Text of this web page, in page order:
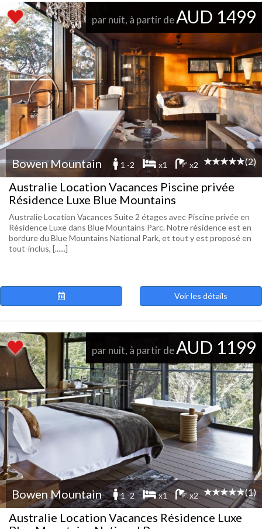
par nuit, à partir deAUD 1499
Bowen Mountain 1 -2 x1 x2 (2)
Australie Location Vacances Piscine privée
Résidence Luxe Blue Mountains
Australie Location Vacances Suite 2 étages avec Piscine privée en
Résidence Luxe dans Blue Mountains Parc. Notre résidence est en
bordure du Blue Mountains National Park, et tout y est proposé en
tout-inclus, [......]
Voir les détails
par nuit, à partir deAUD 1199
Bowen Mountain 1 -2 x1 x2 (1)
Australie Location Vacances Résidence Luxe